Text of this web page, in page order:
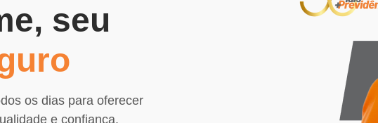
seu
os dias para oferecer
e confiança.